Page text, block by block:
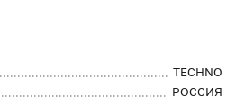
TECHNO
РОССИЯ